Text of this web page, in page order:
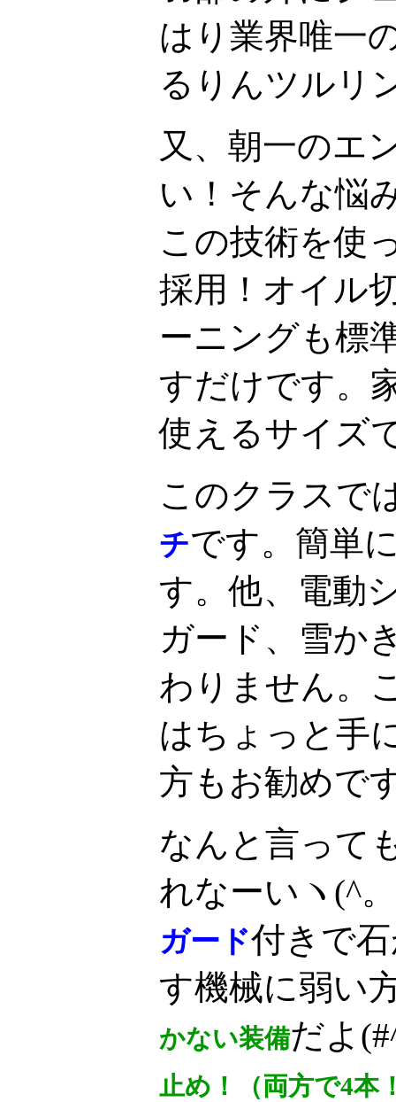
はり業界唯一
るりんツルリ
又、朝一のエ
い！そんな悩
この技術を使
採用！オイル
ーニングも標
すだけです。
使えるサイズ
このクラスで
チです。簡単
す。他、電動
ガード、雪か
わりません。
はちょっと手
方もお勧めで
なんと言って
れなーいヽ(^
ガード付きで
す機械に弱い
かない装備だよ
止め！（両方で4本